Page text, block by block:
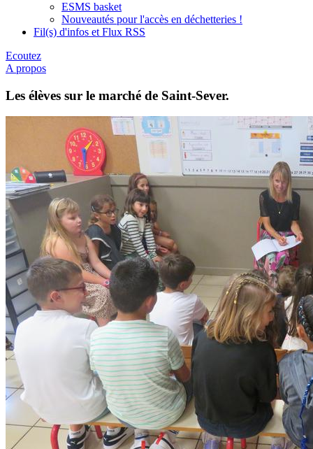
ESMS basket
Nouveautés pour l'accès en déchetteries !
Fil(s) d'infos et Flux RSS
Ecoutez
A propos
Les élèves sur le marché de Saint-Sever.